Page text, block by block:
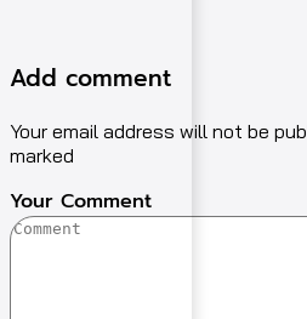
Add comment
Your email address will not be
marked
Your Comment